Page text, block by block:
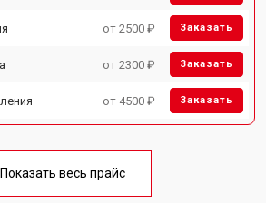
от 2500 ₽ Заказать
от 2300 ₽ Заказать
от 4500 ₽ Заказать
Показать весь прайс